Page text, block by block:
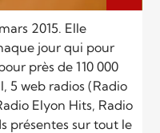
2015. Elle
jour qui pour
près de 110 000
5 web radios (Radio
Elyon Hits, Radio
présentes sur tout le